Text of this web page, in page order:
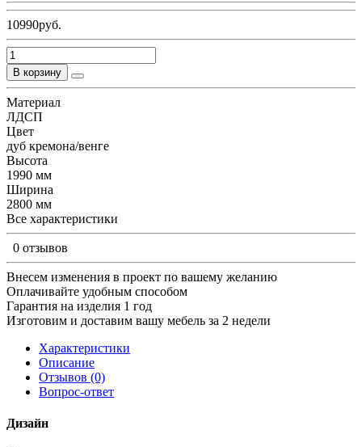
10990руб.
В корзину
Материал
ЛДСП
Цвет
дуб кремона/венге
Высота
1990 мм
Ширина
2800 мм
Все характеристики
0 отзывов
Внесем изменения в проект по вашему желанию
Оплачивайте удобным способом
Гарантия на изделия 1 год
Изготовим и доставим вашу мебель за 2 недели
Характеристики
Описание
Отзывов (0)
Вопрос-ответ
Дизайн